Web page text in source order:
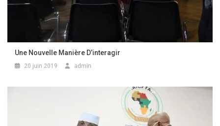
Une Nouvelle Manière D’interagir
20 juin 2019 admin